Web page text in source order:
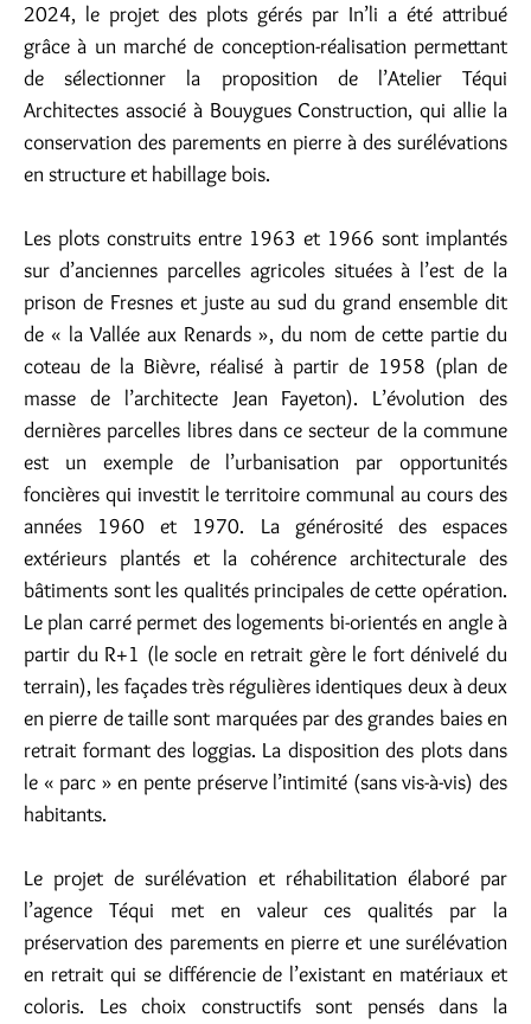
2024, le projet des plots gérés par In’li a été attribué
grâce à un marché de conception-réalisation permettant
de sélectionner la proposition de l’Atelier Téqui
Architectes associé à Bouygues Construction, qui allie la
conservation des parements en pierre à des surélévations
en structure et habillage bois.
Les plots construits entre 1963 et 1966 sont implantés
sur d’anciennes parcelles agricoles situées à l’est de la
prison de Fresnes et juste au sud du grand ensemble dit
de « la Vallée aux Renards », du nom de cette partie du
coteau de la Bièvre, réalisé à partir de 1958 (plan de
masse de l’architecte Jean Fayeton). L’évolution des
dernières parcelles libres dans ce secteur de la commune
est un exemple de l’urbanisation par opportunités
foncières qui investit le territoire communal au cours des
années 1960 et 1970. La générosité des espaces
extérieurs plantés et la cohérence architecturale des
bâtiments sont les qualités principales de cette opération.
Le plan carré permet des logements bi-orientés en angle à
partir du R+1 (le socle en retrait gère le fort dénivelé du
terrain), les façades très régulières identiques deux à deux
en pierre de taille sont marquées par des grandes baies en
retrait formant des loggias. La disposition des plots dans
le « parc » en pente préserve l’intimité (sans vis-à-vis) des
habitants.
Le projet de surélévation et réhabilitation élaboré par
l’agence Téqui met en valeur ces qualités par la
préservation des parements en pierre et une surélévation
en retrait qui se différencie de l’existant en matériaux et
coloris. Les choix constructifs sont pensés dans la